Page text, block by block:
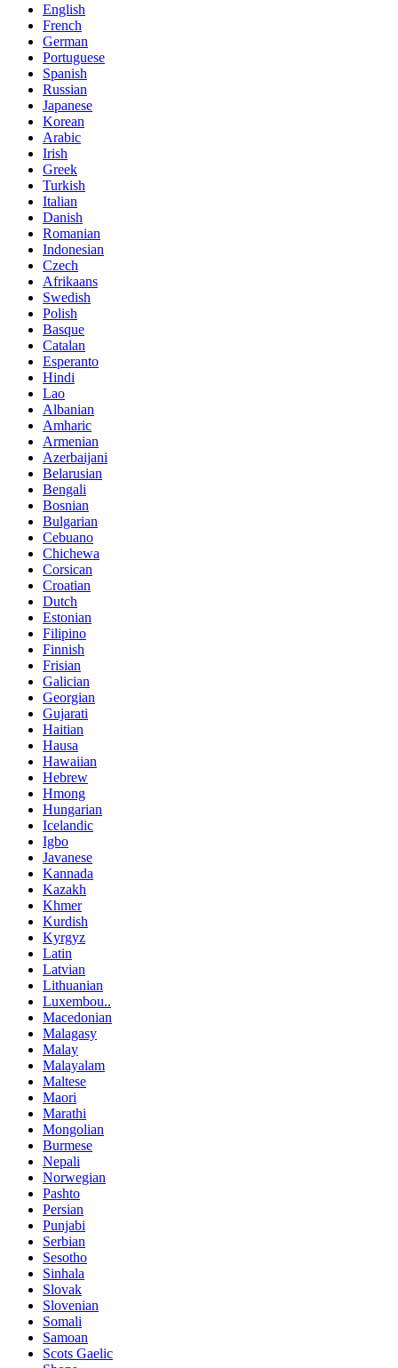
English
French
German
Portuguese
Spanish
Russian
Japanese
Korean
Arabic
Irish
Greek
Turkish
Italian
Danish
Romanian
Indonesian
Czech
Afrikaans
Swedish
Polish
Basque
Catalan
Esperanto
Hindi
Lao
Albanian
Amharic
Armenian
Azerbaijani
Belarusian
Bengali
Bosnian
Bulgarian
Cebuano
Chichewa
Corsican
Croatian
Dutch
Estonian
Filipino
Finnish
Frisian
Galician
Georgian
Gujarati
Haitian
Hausa
Hawaiian
Hebrew
Hmong
Hungarian
Icelandic
Igbo
Javanese
Kannada
Kazakh
Khmer
Kurdish
Kyrgyz
Latin
Latvian
Lithuanian
Luxembou..
Macedonian
Malagasy
Malay
Malayalam
Maltese
Maori
Marathi
Mongolian
Burmese
Nepali
Norwegian
Pashto
Persian
Punjabi
Serbian
Sesotho
Sinhala
Slovak
Slovenian
Somali
Samoan
Scots Gaelic